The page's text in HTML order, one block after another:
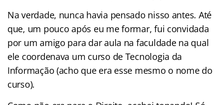
Na verdade, nunca havia pensado nisso antes. Até
que, um pouco após eu me formar, fui convidada
por um amigo para dar aula na faculdade na qual
ele coordenava um curso de Tecnologia da
Informação (acho que era esse mesmo o nome do
curso).